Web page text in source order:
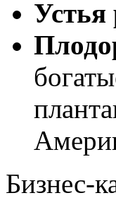
Устья
Бизнес-